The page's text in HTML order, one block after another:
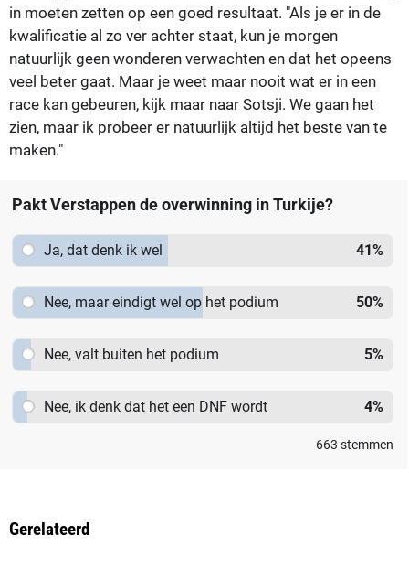
in moeten zetten op een goed resultaat. "Als je er in de
kwalificatie al zo ver achter staat, kun je morgen
natuurlijk geen wonderen verwachten en dat het opeens
veel beter gaat. Maar je weet maar nooit wat er in een
race kan gebeuren, kijk maar naar Sotsji. We gaan het
zien, maar ik probeer er natuurlijk altijd het beste van te
maken."
Pakt Verstappen de overwinning in Turkije?
Ja, dat denk ik wel 41%
Nee, maar eindigt wel op het podium 50%
Nee, valt buiten het podium 5%
Nee, ik denk dat het een DNF wordt 4%
663 stemmen
Gerelateerd